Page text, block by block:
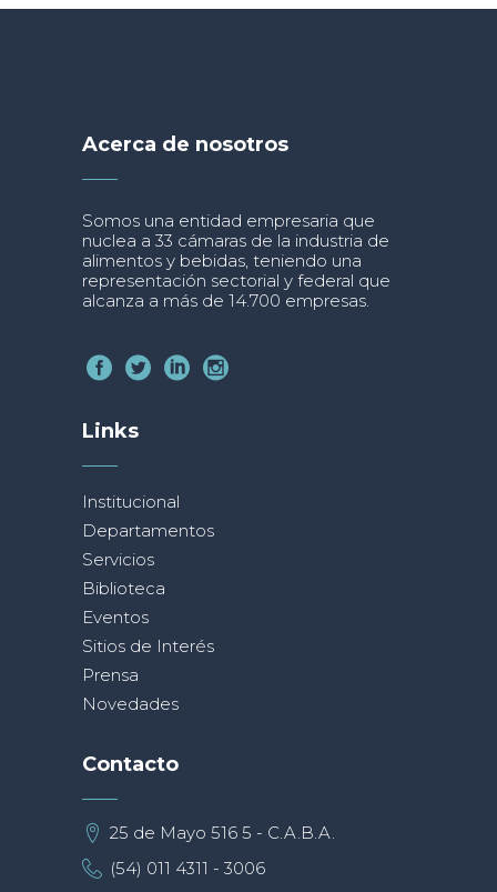
Acerca de nosotros
Somos una entidad empresaria que
nuclea a 33 cámaras de la industria de
alimentos y bebidas, teniendo una
representación sectorial y federal que
alcanza a más de 14.700 empresas.
Links
Institucional
Departamentos
Servicios
Biblioteca
Eventos
Sitios de Interés
Prensa
Novedades
Contacto
25 de Mayo 516 5 - C.A.B.A.
(54) 011 4311 - 3006